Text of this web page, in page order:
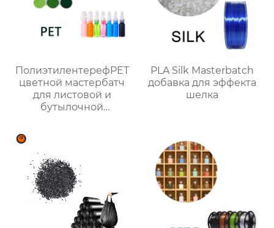
ПолиэтилентерефPET
цветной мастербатч
для листовой и
бутылочной
PLA Silk Masterbatch
добавка для эффекта
шелка